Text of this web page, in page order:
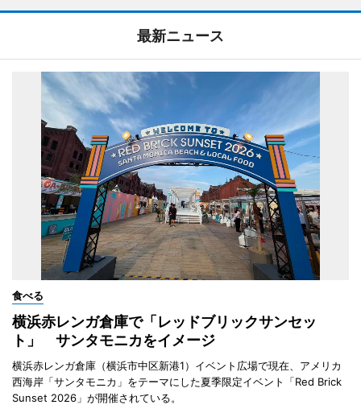
最新ニュース
食べる
横浜赤レンガ倉庫で「レッドブリックサンセッ
ト」 サンタモニカをイメージ
横浜赤レンガ倉庫（横浜市中区新港1）イベント広場で現在、アメリカ
西海岸「サンタモニカ」をテーマにした夏季限定イベント「Red Brick
Sunset 2026」が開催されている。